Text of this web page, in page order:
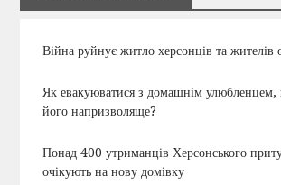
Війна руйнує житло херсонців та жителів
Як евакуюватися з домашнім
його напризволяще?
Понад 400 утриманців Херсонського
очікують на нову домівку